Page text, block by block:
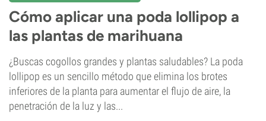
Cómo aplicar una poda lollipop a
las plantas de marihuana
¿Buscas cogollos grandes y plantas saludables? La poda
lollipop es un sencillo método que elimina los brotes
inferiores de la planta para aumentar el flujo de aire, la
penetración de la luz y las...